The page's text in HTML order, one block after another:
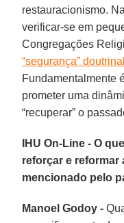
restauracionismo.
verificar-se em
Congregações
“segurança”
Fundamentalmente
prometer uma
“recuperar” o
IHU On-Line - O
reforçar e reformar
mencionado pelo
Manoel Godoy -